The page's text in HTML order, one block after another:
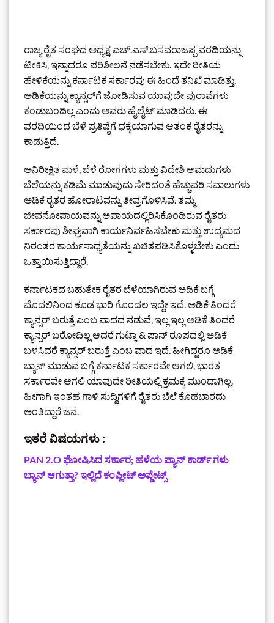
ರಾಜ್ಯ ರೈತ ಸಂಘದ ಅಧ್ಯಕ್ಷ ಎಚ್.ಎಸ್.ಬಸವರಾಜಪ್ಪ ವರದಿಯನ್ನು
ಟೀಕಿಸಿ, ಇನ್ನಾದರೂ ಪರಿಶೀಲನೆ ನಡೆಸಬೇಕು. ಇದೇ ರೀತಿಯ
ಹೇಳಿಕೆಯನ್ನು ಕರ್ನಾಟಕ ಸರ್ಕಾರವು ಈ ಹಿಂದೆ ತನಿಖೆ ಮಾಡಿತ್ತು,
ಅಡಿಕೆಯನ್ನು ಕ್ಯಾನ್ಸರ್‌ಗೆ ಜೋಡಿಸುವ ಯಾವುದೇ ಪುರಾವೆಗಳು
ಕಂಡುಬಂದಿಲ್ಲ ಎಂದು ಅವರು ಹೈಲೈಟ್ ಮಾಡಿದರು. ಈ
ವರದಿಯಿಂದ ಬೆಳೆ ಪ್ರತಿಷ್ಠೆಗೆ ಧಕ್ಕೆಯಾಗುವ ಆತಂಕ ರೈತರನ್ನು
ಕಾಡುತ್ತಿದೆ.
ಅನಿರೀಕ್ಷಿತ ಮಳೆ, ಬೆಳೆ ರೋಗಗಳು ಮತ್ತು ವಿದೇಶಿ ಆಮದುಗಳು
ಬೆಲೆಯನ್ನು ಕಡಿಮೆ ಮಾಡುವುದು ಸೇರಿದಂತೆ ಹೆಚ್ಚುವರಿ ಸವಾಲುಗಳು
ಅಡಿಕೆ ರೈತರ ಹೋರಾಟವನ್ನು ತೀವ್ರಗೊಳಿಸಿವೆ. ತಮ್ಮ
ಜೀವನೋಪಾಯವನ್ನು ಅಪಾಯದಲ್ಲಿರಿಸಿಕೊಂಡಿರುವ ರೈತರು
ಸರ್ಕಾರವು ಶೀಘ್ರವಾಗಿ ಕಾರ್ಯನಿರ್ವಹಿಸಬೇಕು ಮತ್ತು ಉದ್ಯಮದ
ನಿರಂತರ ಕಾರ್ಯಸಾಧ್ಯತೆಯನ್ನು ಖಚಿತಪಡಿಸಿಕೊಳ್ಳಬೇಕು ಎಂದು
ಒತ್ತಾಯಿಸುತ್ತಿದ್ದಾರೆ.
ಕರ್ನಾಟಕದ ಬಹುತೇಕ ರೈತರ ಬೆಳೆಯಾಗಿರುವ ಅಡಿಕೆ ಬಗ್ಗೆ
ಮೊದಲಿನಿಂದ ಕೂಡ ಭಾರಿ ಗೊಂದಲ ಇದ್ದೇ ಇದೆ. ಅಡಿಕೆ ತಿಂದರೆ
ಕ್ಯಾನ್ಸರ್ ಬರುತ್ತೆ ಎಂಬ ವಾದದ ನಡುವೆ, ಇಲ್ಲ ಇಲ್ಲ ಅಡಿಕೆ ತಿಂದರೆ
ಕ್ಯಾನ್ಸರ್ ಬರೋದಿಲ್ಲ ಆದರೆ ಗುಟ್ಕಾ & ಪಾನ್ ರೂಪದಲ್ಲಿ ಅಡಿಕೆ
ಬಳಸಿದರೆ ಕ್ಯಾನ್ಸರ್ ಬರುತ್ತೆ ಎಂಬ ವಾದ ಇದೆ. ಹೀಗಿದ್ದರೂ ಅಡಿಕೆ
ಬ್ಯಾನ್ ಮಾಡುವ ಬಗ್ಗೆ ಕರ್ನಾಟಕ ಸರ್ಕಾರವೇ ಆಗಲಿ, ಭಾರತ
ಸರ್ಕಾರವೇ ಆಗಲಿ ಯಾವುದೇ ರೀತಿಯಲ್ಲಿ ಕ್ರಮಕ್ಕೆ ಮುಂದಾಗಿಲ್ಲ.
ಹೀಗಾಗಿ ಇಂತಹ ಗಾಳಿ ಸುದ್ದಿಗಳಿಗೆ ರೈತರು ಬೆಲೆ ಕೊಡಬಾರದು
ಅಂತಿದ್ದಾರೆ ಜನ.
ಇತರೆ ವಿಷಯಗಳು :
‌PAN 2.O ಘೋಷಿಸಿದ ಸರ್ಕಾರ; ಹಳೆಯ ಪ್ಯಾನ್ ಕಾರ್ಡ್ ಗಳು
ಬ್ಯಾನ್‌ ಆಗುತ್ತಾ? ಇಲ್ಲಿದೆ ಕಂಪ್ಲೀಟ್‌ ಅಪ್ಡೇಟ್ಸ್